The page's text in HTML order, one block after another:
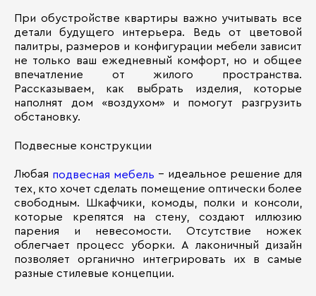
При обустройстве квартиры важно учитывать все
детали будущего интерьера. Ведь от цветовой
палитры, размеров и конфигурации мебели зависит
не только ваш ежедневный комфорт, но и общее
впечатление от жилого пространства.
Рассказываем, как выбрать изделия, которые
наполнят дом «воздухом» и помогут разгрузить
обстановку.
Подвесные конструкции
Любая подвесная мебель – идеальное решение для
тех, кто хочет сделать помещение оптически более
свободным. Шкафчики, комоды, полки и консоли,
которые крепятся на стену, создают иллюзию
парения и невесомости. Отсутствие ножек
облегчает процесс уборки. А лаконичный дизайн
позволяет органично интегрировать их в самые
разные стилевые концепции.